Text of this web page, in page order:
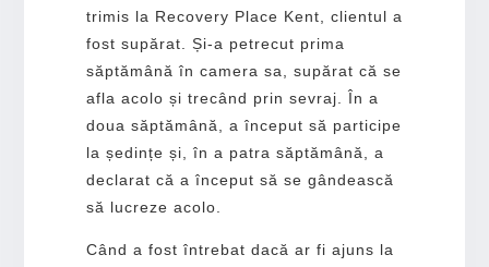
trimis la Recovery Place Kent, clientul a
fost supărat. Și-a petrecut prima
săptămână în camera sa, supărat că se
afla acolo și trecând prin sevraj. În a
doua săptămână, a început să participe
la ședințe și, în a patra săptămână, a
declarat că a început să se gândească
să lucreze acolo.
Când a fost întrebat dacă ar fi ajuns la